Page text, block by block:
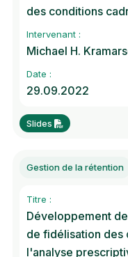
des conditions
Intervenant :
Michael H.
Date :
29.09.2022
Slides
Gestion de la rétention
Titre :
Développement
de fidélisation des
l'analyse